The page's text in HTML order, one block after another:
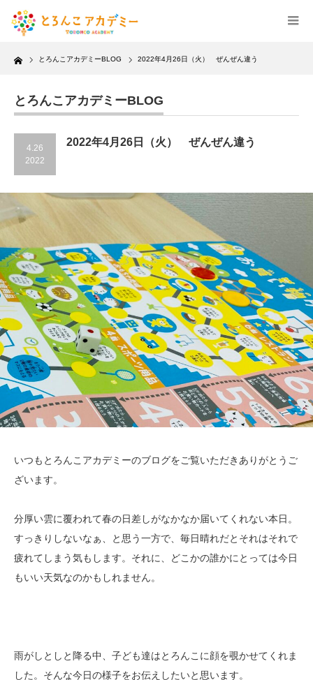
Home とろんこアカデミーBLOG 2022年4月26日（火） ぜんぜん違う
とろんこアカデミーBLOG
4.26
2022
2022年4月26日（火） ぜんぜん違う
いつもとろんこアカデミーのブログをご覧いただきありがとうご
ざいます。
分厚い雲に覆われて春の日差しがなかなか届いてくれない本日。
すっきりしないなぁ、と思う一方で、毎日晴れだとそれはそれで
疲れてしまう気もします。それに、どこかの誰かにとっては今日
もいい天気なのかもしれません。
雨がしとしと降る中、子ども達はとろんこに顔を覗かせてくれま
した。そんな今日の様子をお伝えしたいと思います。